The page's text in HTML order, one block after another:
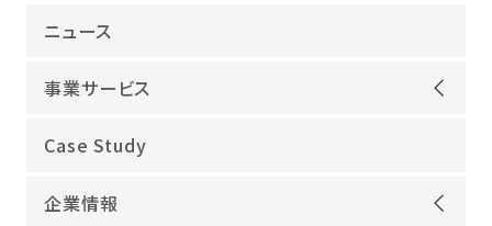
ニュース
事業サービス
オープンアップグループが選ばれる理由
ITインフラ
Case Study
企業情報